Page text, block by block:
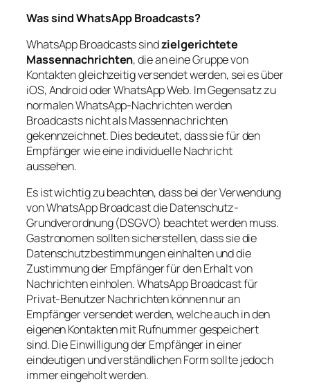
Was sind WhatsApp Broadcasts?
WhatsApp Broadcasts sindzielgerichtete
Massennachrichten, die an eine Gruppe von
Kontakten gleichzeitig versendet werden, sei es über
iOS, Android oder WhatsApp Web. Im Gegensatz zu
normalen WhatsApp-Nachrichten werden
Broadcasts nicht als Massennachrichten
gekennzeichnet. Dies bedeutet, dass sie für den
Empfänger wie eine individuelle Nachricht
aussehen.
Es ist wichtig zu beachten, dass bei der Verwendung
von WhatsApp Broadcast die Datenschutz-
Grundverordnung (DSGVO) beachtet werden muss.
Gastronomen sollten sicherstellen, dass sie die
Datenschutzbestimmungen einhalten und die
Zustimmung der Empfänger für den Erhalt von
Nachrichten einholen. WhatsApp Broadcast für
Privat-Benutzer Nachrichten können nur an
Empfänger versendet werden, welche auch in den
eigenen Kontakten mit Rufnummer gespeichert
sind. Die Einwilligung der Empfänger in einer
eindeutigen und verständlichen Form sollte jedoch
immer eingeholt werden.